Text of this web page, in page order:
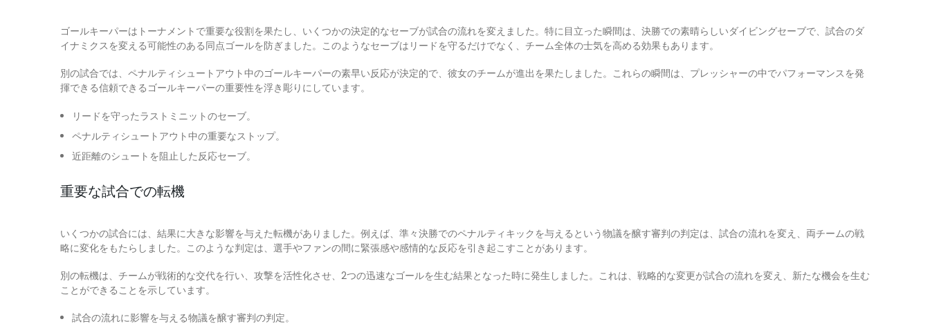
ゴールキーパーはトーナメントで重要な役割を果たし、いくつかの決定的なセーブが試合の流れを変えました。特に目立った瞬間は、決勝での素晴らしいダイビングセーブで、試合のダ
イナミクスを変える可能性のある同点ゴールを防ぎました。このようなセーブはリードを守るだけでなく、チーム全体の士気を高める効果もあります。
別の試合では、ペナルティシュートアウト中のゴールキーパーの素早い反応が決定的で、彼女のチームが進出を果たしました。これらの瞬間は、プレッシャーの中でパフォーマンスを発
揮できる信頼できるゴールキーパーの重要性を浮き彫りにしています。
リードを守ったラストミニットのセーブ。
ペナルティシュートアウト中の重要なストップ。
近距離のシュートを阻止した反応セーブ。
重要な試合での転機
いくつかの試合には、結果に大きな影響を与えた転機がありました。例えば、準々決勝でのペナルティキックを与えるという物議を醸す審判の判定は、試合の流れを変え、両チームの戦
略に変化をもたらしました。このような判定は、選手やファンの間に緊張感や感情的な反応を引き起こすことがあります。
別の転機は、チームが戦術的な交代を行い、攻撃を活性化させ、2つの迅速なゴールを生む結果となった時に発生しました。これは、戦略的な変更が試合の流れを変え、新たな機会を生む
ことができることを示しています。
試合の流れに影響を与える物議を醸す審判の判定。